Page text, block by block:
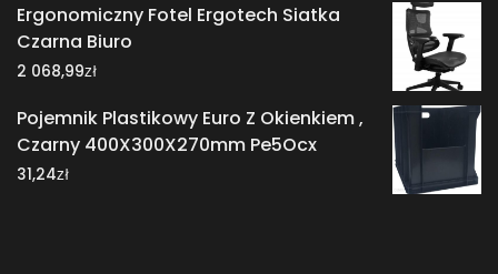
Ergonomiczny Fotel Ergotech Siatka
Czarna Biuro
2 068,99zł
Pojemnik Plastikowy Euro Z Okienkiem ,
Czarny 400X300X270mm Pe5Ocx
31,24zł